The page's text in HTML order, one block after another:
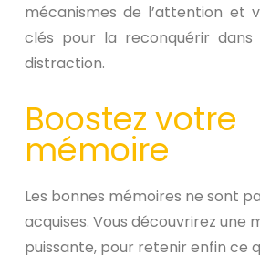
mécanismes de l’attention et
clés pour la reconquérir
distraction.
Boostez votre
mémoire
Les bonnes mémoires ne sont
acquises. Vous découvrirez une
puissante, pour retenir enfin ce